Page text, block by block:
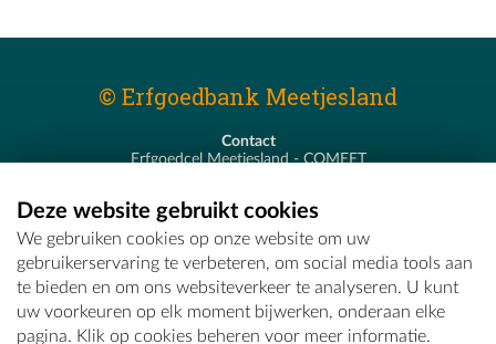
© Erfgoedbank Meetjesland
Contact
Erfgoedcel Meetjesland - COMEET
T - 09 373 75 96
E -erfgoedcel@comeet.be
Deze website gebruikt cookies
We gebruiken cookies op onze website om uw
gebruikerservaring te verbeteren, om social media tools aan
te bieden en om ons websiteverkeer te analyseren. U kunt
uw voorkeuren op elk moment bijwerken, onderaan elke
pagina. Klik op cookies beheren voor meer informatie.